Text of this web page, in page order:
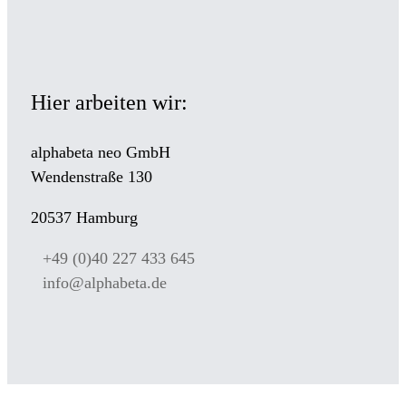
Hier arbeiten wir:
alphabeta neo GmbH
Wendenstraße 130
20537 Hamburg
+49 (0)40 227 433 645
info@alphabeta.de